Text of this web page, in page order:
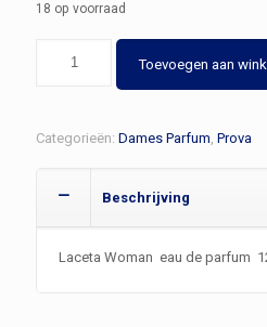
18 op voorraad
aantal
Toevoegen aan
Categorieën: Dames Parfum, Prova
Beschrijving
Laceta Woman eau de parfum